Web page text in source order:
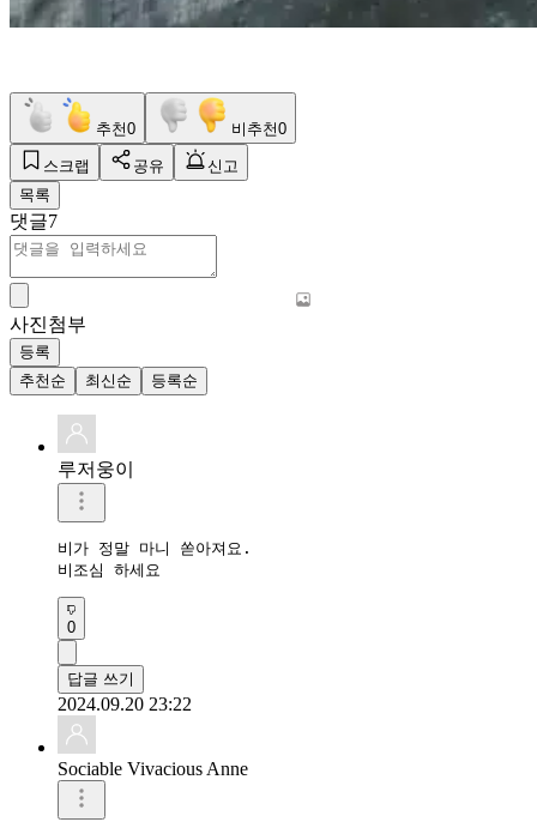
추천0 비추천0
스크랩 공유
신고
목록
댓글7
사진첨부
등록
추천순
최신순 등록순
루저웅이
비가 정말 마니 쏟아져요.
비조심 하세요
0
답글 쓰기
2024.09.20 23:22
Sociable Vivacious Anne